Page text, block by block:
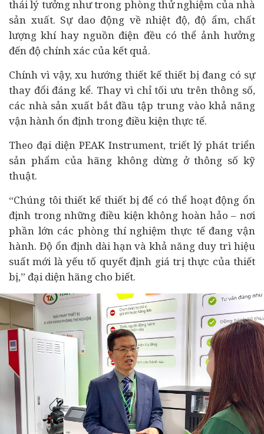
thái lý tưởng như trong phòng thử nghiệm của nhà
sản xuất. Sự dao động về nhiệt độ, độ ẩm, chất
lượng khí hay nguồn điện đều có thể ảnh hưởng
đến độ chính xác của kết quả.
Chính vì vậy, xu hướng thiết kế thiết bị đang có sự
thay đổi đáng kể. Thay vì chỉ tối ưu trên thông số,
các nhà sản xuất bắt đầu tập trung vào khả năng
vận hành ổn định trong điều kiện thực tế.
Theo đại diện PEAK Instrument, triết lý phát triển
sản phẩm của hãng không dừng ở thông số kỹ
thuật.
“Chúng tôi thiết kế thiết bị để có thể hoạt động ổn
định trong những điều kiện không hoàn hảo – nơi
phần lớn các phòng thí nghiệm thực tế đang vận
hành. Độ ổn định dài hạn và khả năng duy trì hiệu
suất mới là yếu tố quyết định giá trị thực của thiết
bị,” đại diện hãng cho biết.